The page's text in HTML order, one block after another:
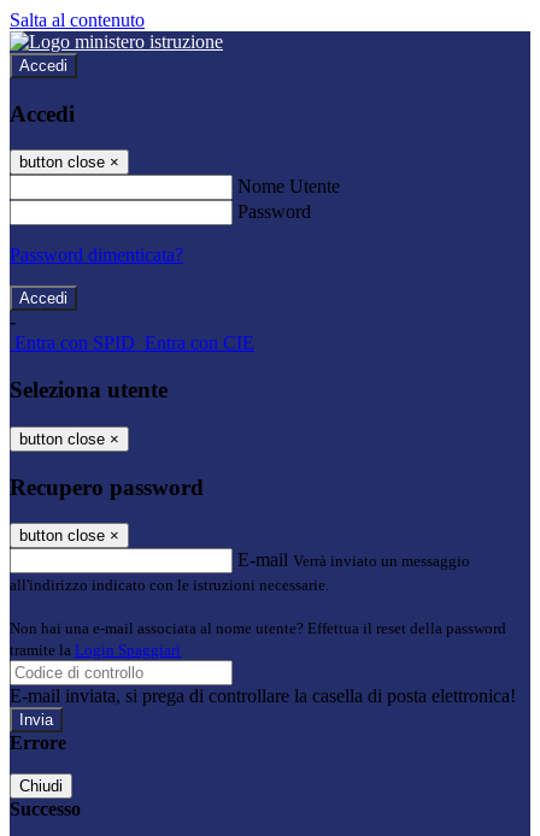
Salta al contenuto
Accedi
Accedi
button close ×
Nome Utente
Password
Password dimenticata?
-
Entra con SPID Entra con CIE
Seleziona utente
button close ×
Recupero password
button close ×
E-mail Verrà inviato un messaggio
all'indirizzo indicato con le istruzioni necessarie.
Non hai una e-mail associata al nome utente? Effettua il reset della password
tramite la Login Spaggiari
E-mail inviata, si prega di controllare la casella di posta elettronica!
Errore
Chiudi
Successo